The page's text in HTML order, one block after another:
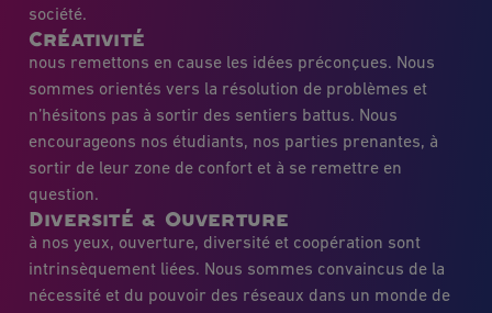
société.
Créativité
nous remettons en cause les idées préconçues. Nous
sommes orientés vers la résolution de problèmes et
n’hésitons pas à sortir des sentiers battus. Nous
encourageons nos étudiants, nos parties prenantes, à
sortir de leur zone de confort et à se remettre en
question.
Diversité & Ouverture
à nos yeux, ouverture, diversité et coopération sont
intrinsèquement liées. Nous sommes convaincus de la
nécessité et du pouvoir des réseaux dans un monde de